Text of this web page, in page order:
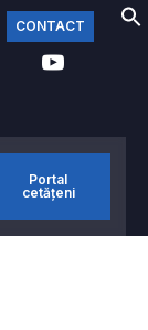
CONTACT
Portal
cetățeni